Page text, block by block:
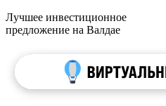
Лучшее инвестиционное
предложение на Валдае